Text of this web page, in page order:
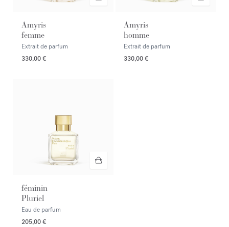
Amyris
femme
Extrait de parfum
330,00 €
Amyris
homme
Extrait de parfum
330,00 €
féminin
Pluriel
Eau de parfum
205,00 €